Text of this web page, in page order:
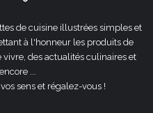
de cuisine illustrées simples et
à l'honneur les produits de
des actualités culinaires et
...
sens et régalez-vous !